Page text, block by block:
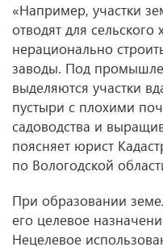
«Например, участки
отводят для
нерационально
заводы. Под
выделяются участки
пустыри с плохими
садоводства и
поясняет юрист
по Вологодской
При образовании
его целевое
Нецелевое